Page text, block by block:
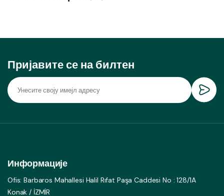
Пријавите се на билтен
Информације
Ofis: Barbaros Mahallesi Halil Rıfat Paşa Caddesi No : 128/1A
Konak / İZMİR